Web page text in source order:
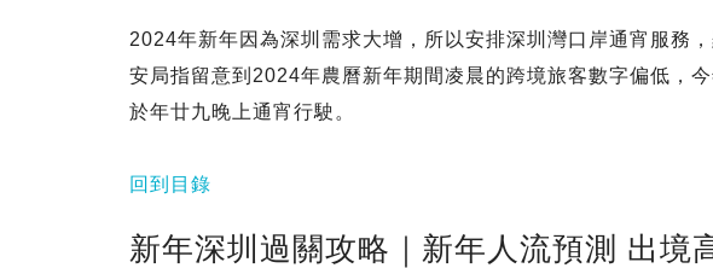
2024年新年因為深圳需求大增，所以安排深圳灣口岸通宵服務
安局指留意到2024年農曆新年期間凌晨的跨境旅客數字偏低，
於年廿九晚上通宵行駛。
回到目錄
新年深圳過關攻略｜新年人流預測 出境